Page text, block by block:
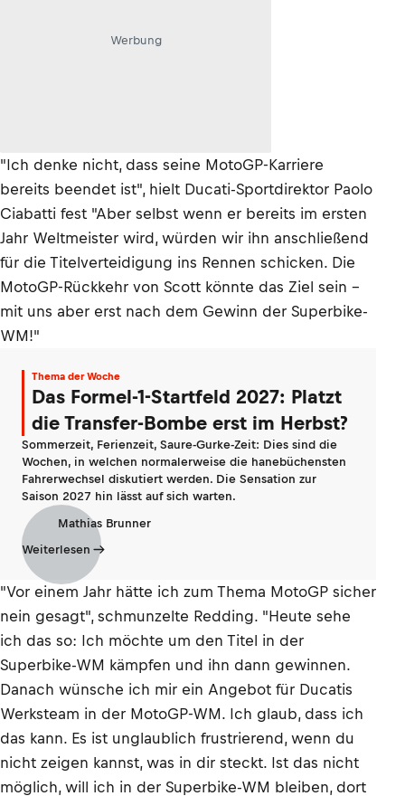
Werbung
"Ich denke nicht, dass seine MotoGP-Karriere
bereits beendet ist", hielt Ducati-Sportdirektor Paolo
Ciabatti fest "Aber selbst wenn er bereits im ersten
Jahr Weltmeister wird, würden wir ihn anschließend
für die Titelverteidigung ins Rennen schicken. Die
MotoGP-Rückkehr von Scott könnte das Ziel sein –
mit uns aber erst nach dem Gewinn der Superbike-
WM!"
Thema der Woche
Das Formel-1-Startfeld 2027: Platzt
die Transfer-Bombe erst im Herbst?
Sommerzeit, Ferienzeit, Saure-Gurke-Zeit: Dies sind die
Wochen, in welchen normalerweise die hanebüchensten
Fahrerwechsel diskutiert werden. Die Sensation zur
Saison 2027 hin lässt auf sich warten.
Mathias Brunner
Weiterlesen
"Vor einem Jahr hätte ich zum Thema MotoGP sicher
nein gesagt", schmunzelte Redding. "Heute sehe
ich das so: Ich möchte um den Titel in der
Superbike-WM kämpfen und ihn dann gewinnen.
Danach wünsche ich mir ein Angebot für Ducatis
Werksteam in der MotoGP-WM. Ich glaub, dass ich
das kann. Es ist unglaublich frustrierend, wenn du
nicht zeigen kannst, was in dir steckt. Ist das nicht
möglich, will ich in der Superbike-WM bleiben, dort